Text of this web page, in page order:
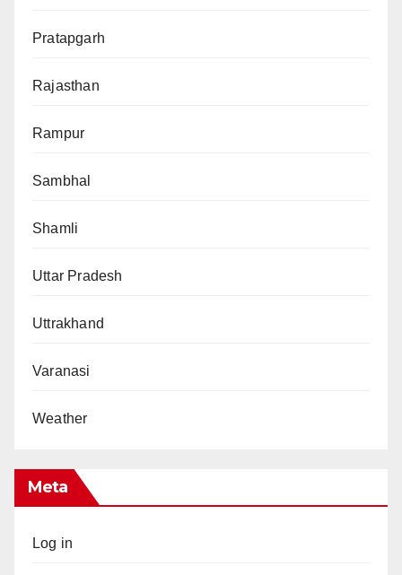
Pratapgarh
Rajasthan
Rampur
Sambhal
Shamli
Uttar Pradesh
Uttrakhand
Varanasi
Weather
Meta
Log in